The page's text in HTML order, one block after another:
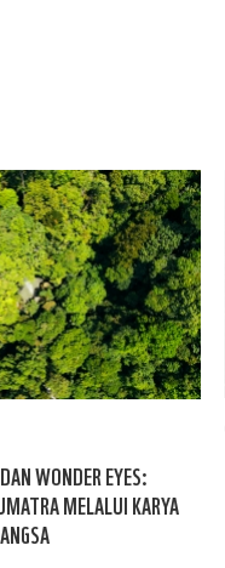
WONDER EYES:
MELALUI KARYA